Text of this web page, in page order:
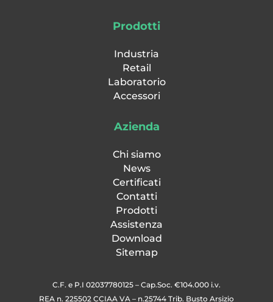
Prodotti
Industria
Retail
Laboratorio
Accessori
Azienda
Chi siamo
News
Certificati
Contatti
Prodotti
Assistenza
Download
Sitemap
C.F. e P.I 02037780125 – Cap.Soc. €104.000 i.v.
REA n. 225502 CCIAA VA – n.25744 Trib. Busto Arsizio